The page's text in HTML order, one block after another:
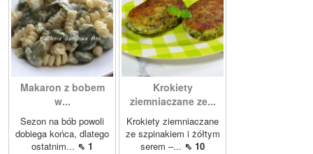
Makaron z bobem
w...
Sezon na bób powoli
dobiega końca, dlatego
ostatnim... ⇖ 1
Krokiety
ziemniaczane ze...
Krokiety ziemniaczane
ze szpinakiem i żółtym
serem –... ⇖ 10